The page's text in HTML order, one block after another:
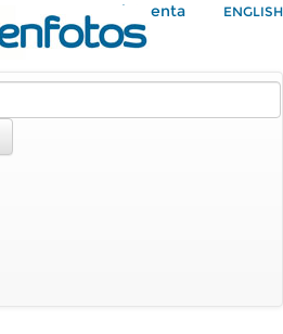
Mi Cuenta ENGLISH